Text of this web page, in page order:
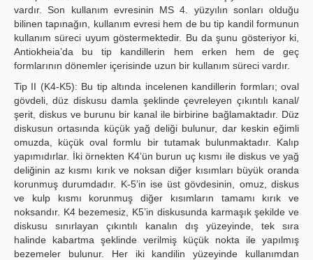
vardır. Son kullanım evresinin MS 4. yüzyılın sonları olduğu
bilinen tapınağın, kullanım evresi hem de bu tip kandil formunun
kullanım süreci uyum göstermektedir. Bu da şunu gösteriyor ki,
Antiokheia’da bu tip kandillerin hem erken hem de geç
formlarının dönemler içerisinde uzun bir kullanım süreci vardır.
Tip II (K4-K5): Bu tip altında incelenen kandillerin formları; oval
gövdeli, düz diskusu damla şeklinde çevreleyen çıkıntılı kanal/
şerit, diskus ve burunu bir kanal ile birbirine bağlamaktadır. Düz
diskusun ortasında küçük yağ deliği bulunur, dar keskin eğimli
omuzda, küçük oval formlu bir tutamak bulunmaktadır. Kalıp
yapımıdırlar. İki örnekten K4’ün burun uç kısmı ile diskus ve yağ
deliğinin az kısmı kırık ve noksan diğer kısımları büyük oranda
korunmuş durumdadır. K-5’in ise üst gövdesinin, omuz, diskus
ve kulp kısmı korunmuş diğer kısımların tamamı kırık ve
noksandır. K4 bezemesiz, K5’in diskusunda karmaşık şekilde ve
diskusu sınırlayan çıkıntılı kanalın dış yüzeyinde, tek sıra
halinde kabartma şeklinde verilmiş küçük nokta ile yapılmış
bezemeler bulunur. Her iki kandilin yüzeyinde kullanımdan